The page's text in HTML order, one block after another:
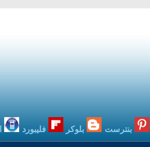
بنترست بلوكر فليبورد